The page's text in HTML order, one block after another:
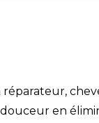
réparateur,
en